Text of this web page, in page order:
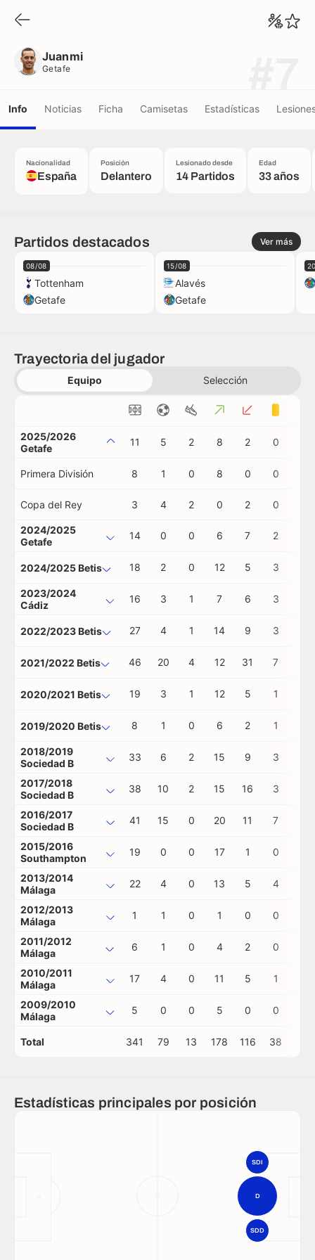
Juanmi
Getafe
Info Noticias Ficha Camisetas Estadísticas
Nacionalidad
España
Posición
Delantero
Lesionado desde
14 Partidos
Edad
33 años
Partidos destacados Ver más
08/08
Tottenham
Getafe
15/08
Alavés
Getafe
Trayectoria del jugador
Equipo Selección
2025/2026
Getafe
11 5 2 8 2 0
Primera División 8 1 0 8 0 0
Copa del Rey 3 4 2 0 2 0
2024/2025
Getafe
14 0 0 6 7 2
2024/2025 Betis 18 2 0 12 5 3
2023/2024
Cádiz
16 3 1 7 6 3
2022/2023 Betis 27 4 1 14 9 3
2021/2022 Betis 46 20 4 12 31 7
2020/2021 Betis 19 3 1 12 5 1
2019/2020 Betis 8 1 0 6 2 1
2018/2019
Sociedad B
33 6 2 15 9 3
2017/2018
Sociedad B
38 10 2 15 16 3
2016/2017
Sociedad B
41 15 0 20 11 7
2015/2016
Southampton
19 0 0 17 1 0
2013/2014
Málaga
22 4 0 13 5 4
2012/2013
Málaga
1 1 0 1 0 0
2011/2012
Málaga
6 1 0 4 2 0
2010/2011
Málaga
17 4 0 11 5 1
2009/2010
Málaga
5 0 0 5 0 0
Total 341 79 13 178 116 38
Estadísticas principales por posición
D
SDI
SDD